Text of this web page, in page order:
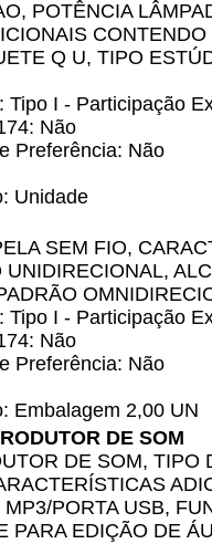
POTÊNCIA
Q U, TIPO
Tipo I - Participação
Não
Preferência: Não
Unidade
SEM FIO,
Tipo I - Participação
Não
Preferência: Não
Embalagem 2,00 UN
DE SOM
DE SOM, TIPO
PORTA USB,
PARA EDIÇÃO DE